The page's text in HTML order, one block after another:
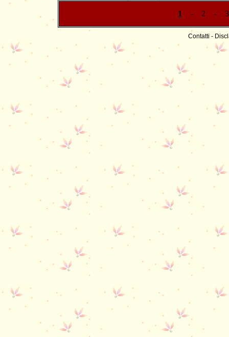
1 - 2 - 3
Contatti -